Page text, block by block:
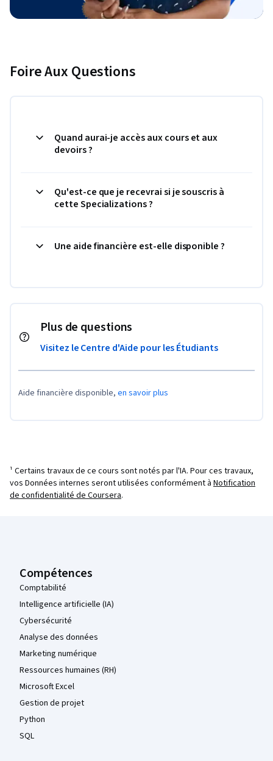
Foire Aux Questions
Quand aurai-je accès aux cours et aux
devoirs ?
Qu'est-ce que je recevrai si je souscris à
cette Specializations ?
Une aide financière est-elle disponible ?
Plus de questions
Visitez le Centre d'Aide pour les Étudiants
Aide financière disponible, en savoir plus
¹ Certains travaux de ce cours sont notés par l'IA. Pour ces travaux,
vos Données internes seront utilisées conformément à Notification
de confidentialité de Coursera.
Compétences
Comptabilité
Intelligence artificielle (IA)
Cybersécurité
Analyse des données
Marketing numérique
Ressources humaines (RH)
Microsoft Excel
Gestion de projet
Python
SQL